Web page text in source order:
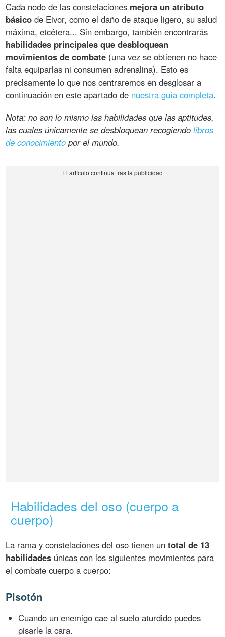
Cada nodo de las constelaciones mejora un atributo
básico de Eivor, como el daño de ataque ligero, su salud
máxima, etcétera... Sin embargo, también encontrarás
habilidades principales que desbloquean
movimientos de combate (una vez se obtienen no hace
falta equiparlas ni consumen adrenalina). Esto es
precisamente lo que nos centraremos en desglosar a
continuación en este apartado de nuestra guía completa.
Nota: no son lo mismo las habilidades que las aptitudes,
las cuales únicamente se desbloquean recogiendolibros
de conocimiento por el mundo.
Habilidades del oso (cuerpo a
cuerpo)
La rama y constelaciones del oso tienen untotal de 13
habilidades únicas con los siguientes movimientos para
el combate cuerpo a cuerpo:
Pisotón
Cuando un enemigo cae al suelo aturdido puedes
pisarle la cara.